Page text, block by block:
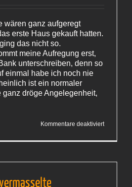
wären ganz aufgeregt
erste Haus gekauft hatten.
das nicht so.
meine Aufregung erst,
unterschreiben, denn so
einmal habe ich noch nie
ist ein normaler
ganz dröge Angelegenheit,
Kommentare deaktiviertfür